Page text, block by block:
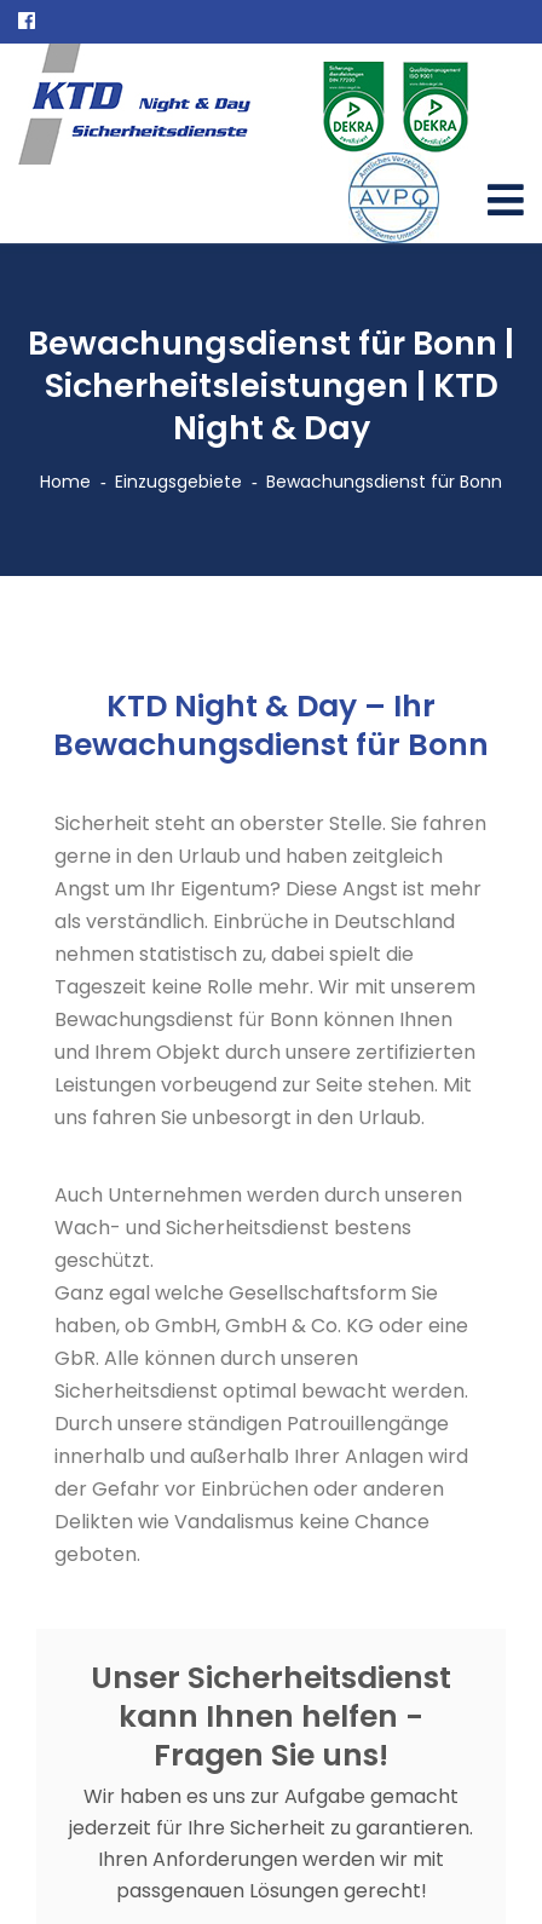
Bewachungsdienst für Bonn |
Sicherheitsleistungen | KTD
Night & Day
Home Einzugsgebiete Bewachungsdienst für Bonn
KTD Night & Day – Ihr
Bewachungsdienst für Bonn
Sicherheit steht an oberster Stelle. Sie fahren
gerne in den Urlaub und haben zeitgleich
Angst um Ihr Eigentum? Diese Angst ist mehr
als verständlich. Einbrüche in Deutschland
nehmen statistisch zu, dabei spielt die
Tageszeit keine Rolle mehr. Wir mit unserem
Bewachungsdienst für Bonn können Ihnen
und Ihrem Objekt durch unsere zertifizierten
Leistungen vorbeugend zur Seite stehen. Mit
uns fahren Sie unbesorgt in den Urlaub.
Auch Unternehmen werden durch unseren
Wach- und Sicherheitsdienst bestens
geschützt.
Ganz egal welche Gesellschaftsform Sie
haben, ob GmbH, GmbH & Co. KG oder eine
GbR. Alle können durch unseren
Sicherheitsdienst optimal bewacht werden.
Durch unsere ständigen Patrouillengänge
innerhalb und außerhalb Ihrer Anlagen wird
der Gefahr vor Einbrüchen oder anderen
Delikten wie Vandalismus keine Chance
geboten.
Unser Sicherheitsdienst
kann Ihnen helfen -
Fragen Sie uns!
Wir haben es uns zur Aufgabe gemacht
jederzeit für Ihre Sicherheit zu garantieren.
Ihren Anforderungen werden wir mit
passgenauen Lösungen gerecht!